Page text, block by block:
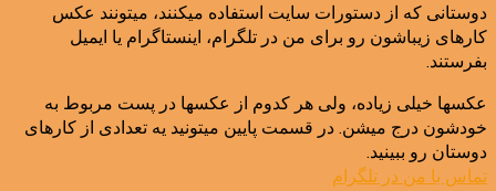
دوستانی که از دستورات سایت استفاده میکنند، میتونند عکس
کارهای زیباشون رو برای من در تلگرام، اینستاگرام یا ایمیل
بفرستند.
عکسها خیلی زیاده، ولی هر کدوم از عکسها در پست مربوط به
خودشون درج میشن. در قسمت پایین میتونید یه تعدادی از کارهای
دوستان رو ببینید.
تماس با من در تلگرام